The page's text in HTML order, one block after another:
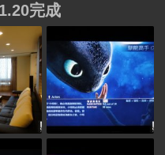
完成